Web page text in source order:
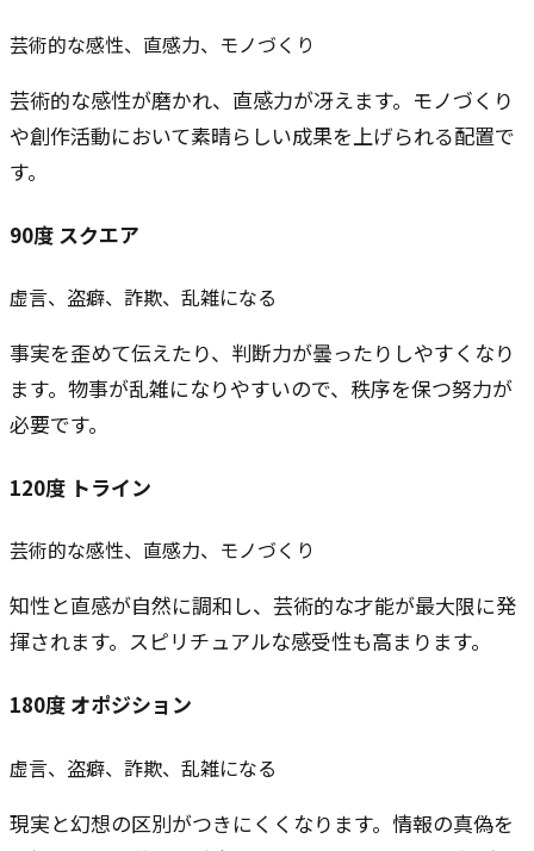
芸術的な感性、直感力、モノづくり
芸術的な感性が磨かれ、直感力が冴えます。モノづくり
や創作活動において素晴らしい成果を上げられる配置で
す。
90度 スクエア
虚言、盗癖、詐欺、乱雑になる
事実を歪めて伝えたり、判断力が曇ったりしやすくなり
ます。物事が乱雑になりやすいので、秩序を保つ努力が
必要です。
120度 トライン
芸術的な感性、直感力、モノづくり
知性と直感が自然に調和し、芸術的な才能が最大限に発
揮されます。スピリチュアルな感受性も高まります。
180度 オポジション
虚言、盗癖、詐欺、乱雑になる
現実と幻想の区別がつきにくくなります。情報の真偽を